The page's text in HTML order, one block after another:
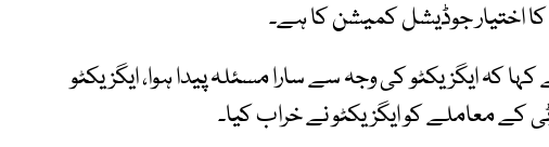
کا اختیار جوڈیشل کمیشن کا ہے۔
کہ ایگزیکٹو کی وجہ سے سارا مسئلہ پیدا ہوا، ایگزیکٹو
کے معاملے کو ایگزیکٹو نے خراب کیا۔